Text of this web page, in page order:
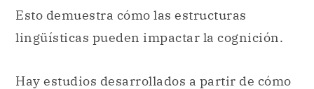
Esto demuestra cómo las estructuras
lingüísticas pueden impactar la cognición.
Hay estudios desarrollados a partir de cómo